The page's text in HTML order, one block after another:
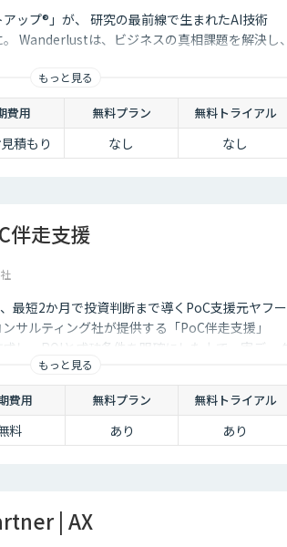
ップ®︎」が、 研究の最前線で生まれたAI技術
Wanderlustは、ビジネスの真相課題を解決し、
もっと見る
費用 無料プラン 無料トライアル
積もり なし なし
伴走支援
最短2か月で投資判断まで導くPoC支援元ヤフー
サルティング社が提供する「PoC伴走支援」
し、ROIと成功条件を明確にした上で、実データ
です。もっと見る
費用 無料プラン 無料トライアル
料 あり あり
| AX